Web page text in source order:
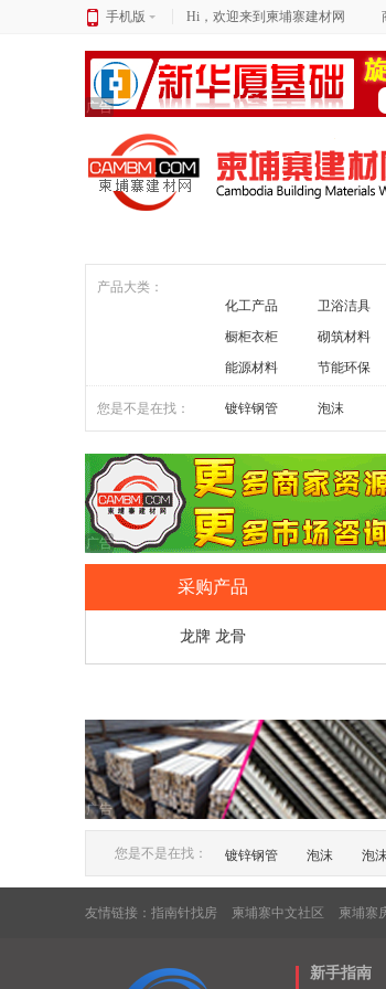
手机版 Hi，欢迎来到柬埔寨建材网
广告
产品大类：
化工产品
卫浴洁具
橱柜衣柜
砌筑材料
能源材料
节能环保
您是不是在找： 镀锌钢管 泡沫
广告
采购产品
龙牌 龙骨
广告
您是不是在找： 镀锌钢管 泡沫 泡
友情链接： 指南针找房 柬埔寨中文社区 柬埔寨
新手指南